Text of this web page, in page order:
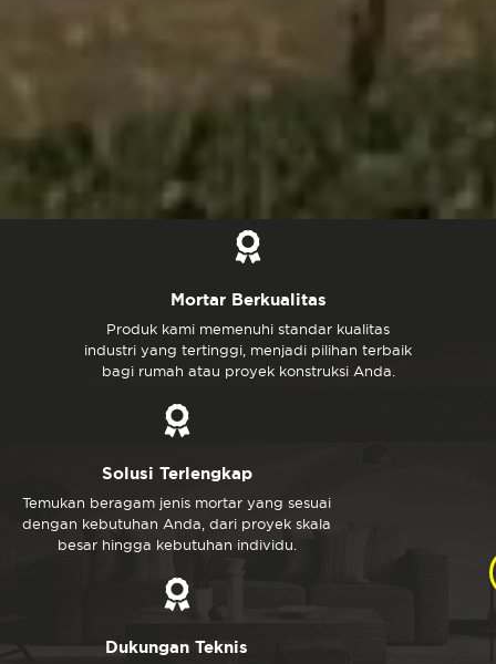
Mortar Berkualitas
Produk kami memenuhi standar kualitas
industri yang tertinggi, menjadi pilihan terbaik
bagi rumah atau proyek konstruksi Anda.
Solusi Terlengkap
Temukan beragam jenis mortar yang sesuai
dengan kebutuhan Anda, dari proyek skala
besar hingga kebutuhan individu.
Dukungan Teknis